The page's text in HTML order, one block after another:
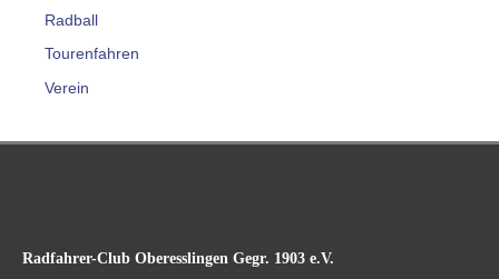
Radball
Tourenfahren
Verein
Radfahrer-Club Oberesslingen Gegr. 1903 e.V.